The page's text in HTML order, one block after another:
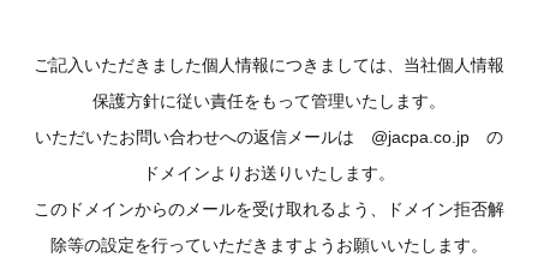
ご記入いただきました個人情報につきましては、当社個人情報
保護方針に従い責任をもって管理いたします。
いただいたお問い合わせへの返信メールは @jacpa.co.jp の
ドメインよりお送りいたします。
このドメインからのメールを受け取れるよう、ドメイン拒否解
除等の設定を行っていただきますようお願いいたします。